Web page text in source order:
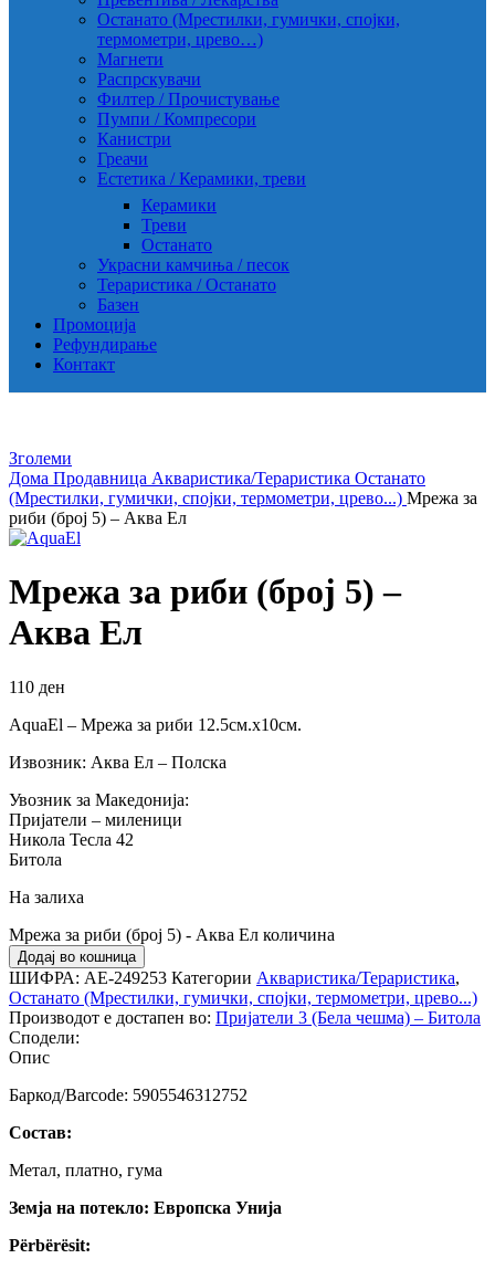
Останато (Мрестилки, гумички, спојки,
термометри, црево…)
Магнети
Распрскувачи
Филтер / Прочистување
Пумпи / Компресори
Канистри
Греачи
Естетика / Керамики, треви
Керамики
Треви
Останато
Украсни камчиња / песок
Тераристика / Останато
Базен
Промоција
Рефундирање
Контакт
Зголеми
Дома Продавница Акваристика/Тераристика Останато
(Мрестилки, гумички, спојки, термометри, црево...) Мрежа за
риби (број 5) – Аква Ел
Мрежа за риби (број 5) –
Аква Ел
110 ден
AquaEl – Мрежа за риби 12.5см.х10см.
Извозник: Аква Ел – Полска
Увозник за Македонија:
Пријатели – миленици
Никола Тесла 42
Битола
На залиха
Мрежа за риби (број 5) - Аква Ел количина
Додај во кошница
ШИФРА: АЕ-249253 Категории Акваристика/Тераристика,
Останато (Мрестилки, гумички, спојки, термометри, црево...)
Производот е достапен во: Пријатели 3 (Бела чешма) – Битола
Сподели:
Опис
Баркод/Barcode: 5905546312752
Состав:
Метал, платно, гума
Земја на потекло: Европска Унија
Përbërësit: